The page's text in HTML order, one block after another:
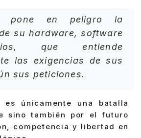
pone en peligro la
su hardware, software
que entiende
las exigencias de sus
sus peticiones.
únicamente una batalla
sino también por el futuro
competencia y libertad en